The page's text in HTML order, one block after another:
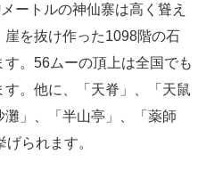
ートルの神仙寨は高く聳え
を抜け作った1098階の石
。56ムーの頂上は全国でも
。他に、「天脊」、「天鼠
」、「半山亭」、「薬師
られます。